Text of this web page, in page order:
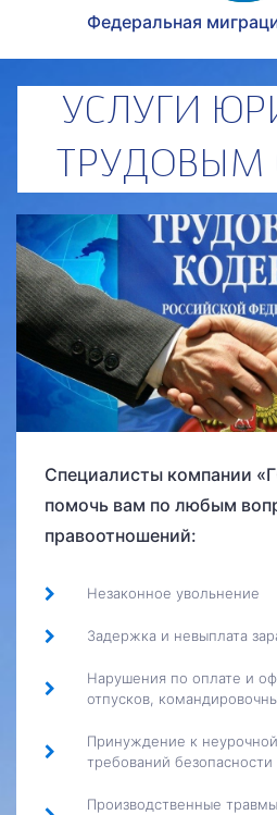
Федеральная
УСЛУГИ
Специалисты компании
помочь вам по любым
правоотношений:
Незаконное увольнение
Задержка и невыплата
Нарушения по оплате и
отпусков,
Принуждение к
требований безопасности
Производственные